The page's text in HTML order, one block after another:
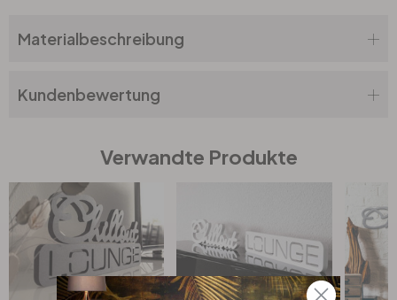
Materialbeschreibung
Kundenbewertung
Verwandte Produkte